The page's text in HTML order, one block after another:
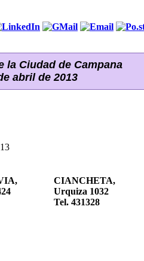
la Ciudad de Campana
abril de 2013
CIANCHETA,
Urquiza 1032
Tel. 431328